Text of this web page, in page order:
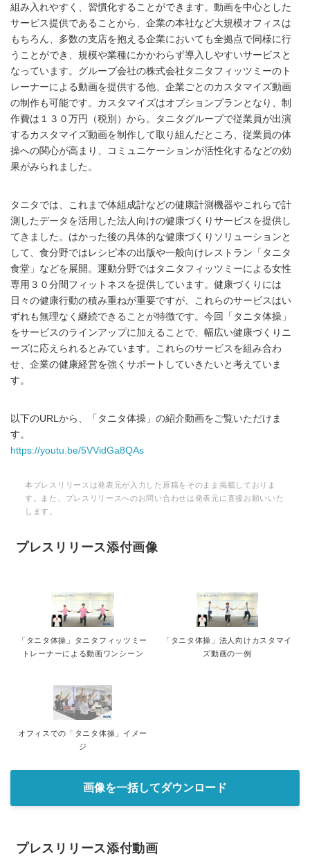
組み入れやすく、習慣化することができます。動画を中心とした
サービス提供であることから、企業の本社など大規模オフィスは
もちろん、多数の支店を抱える企業においても全拠点で同様に行
うことができ、規模や業種にかかわらず導入しやすいサービスと
なっています。グループ会社の株式会社タニタフィッツミーのト
レーナーによる動画を提供する他、企業ごとのカスタマイズ動画
の制作も可能です。カスタマイズはオプションプランとなり、制
作費は１３０万円（税別）から。タニタグループで従業員が出演
するカスタマイズ動画を制作して取り組んだところ、従業員の体
操への関心が高まり、コミュニケーションが活性化するなどの効
果がみられました。
タニタでは、これまで体組成計などの健康計測機器やこれらで計
測したデータを活用した法人向けの健康づくりサービスを提供し
てきました。はかった後の具体的な健康づくりソリューションと
して、食分野ではレシピ本の出版や一般向けレストラン「タニタ
食堂」などを展開。運動分野ではタニタフィッツミーによる女性
専用３０分間フィットネスを提供しています。健康づくりには
日々の健康行動の積み重ねが重要ですが、これらのサービスはい
ずれも無理なく継続できることが特徴です。今回「タニタ体操」
をサービスのラインアップに加えることで、幅広い健康づくりニ
ーズに応えられるとみています。これらのサービスを組み合わ
せ、企業の健康経営を強くサポートしていきたいと考えていま
す。
以下のURLから、「タニタ体操」の紹介動画をご覧いただけま
す。
https://youtu.be/5VVidGa8QAs
本プレスリリースは発表元が入力した原稿をそのまま掲載しておりま
す。また、プレスリリースへのお問い合わせは発表元に直接お願いいた
します。
プレスリリース添付画像
「タニタ体操」タニタフィッツミー
トレーナーによる動画ワンシーン
「タニタ体操」法人向けカスタマイ
ズ動画の一例
オフィスでの「タニタ体操」イメー
ジ
画像を一括してダウンロード
プレスリリース添付動画